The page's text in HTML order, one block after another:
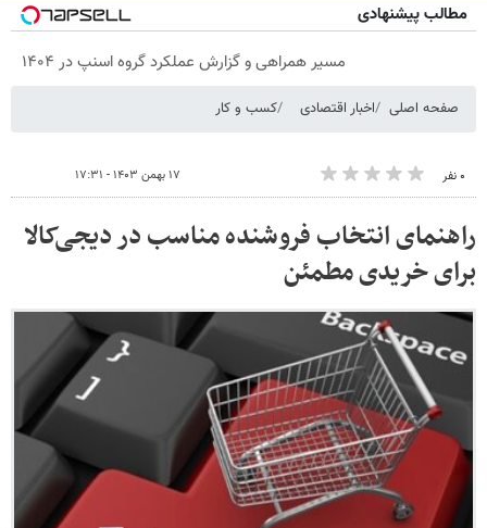
مطالب پیشنهادی
مسیر همراهی و گزارش عملکرد گروه اسنپ در ۱۴۰۴
صفحه اصلی اخبار اقتصادی کسب و کار
۰ نفر ۱۷ بهمن ۱۴۰۳ - ۱۷:۳۱
راهنمای انتخاب فروشنده مناسب در دیجی‌کالا
برای خریدی مطمئن